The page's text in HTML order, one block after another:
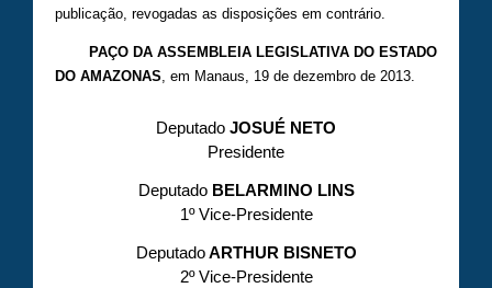
publicação, revogadas as disposições em contrário.
PAÇO DA ASSEMBLEIA LEGISLATIVA DO ESTADO
DO AMAZONAS, em Manaus, 19 de dezembro de 2013.
Deputado JOSUÉ NETO
Presidente
DeputadoBELARMINO LINS
1º Vice-Presidente
DeputadoARTHUR BISNETO
2º Vice-Presidente